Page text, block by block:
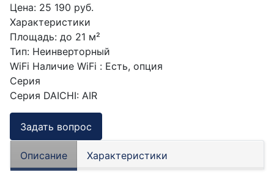
Цена: 25 190 руб.
Характеристики
Площадь: до 21 м²
Тип: Неинверторный
WiFi Наличие WiFi : Есть, опция
Серия
Серия DAICHI: AIR
Задать вопрос
Описание Характеристики